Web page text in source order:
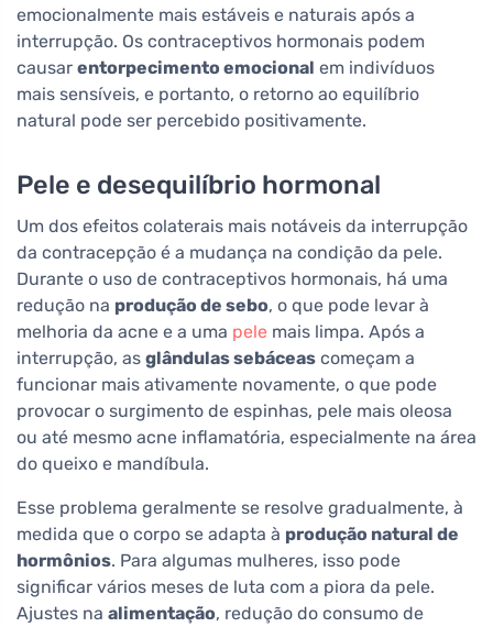
emocionalmente mais estáveis e naturais após a
interrupção. Os contraceptivos hormonais podem
causar entorpecimento emocional em indivíduos
mais sensíveis, e portanto, o retorno ao equilíbrio
natural pode ser percebido positivamente.
Pele e desequilíbrio hormonal
Um dos efeitos colaterais mais notáveis da interrupção
da contracepção é a mudança na condição da pele.
Durante o uso de contraceptivos hormonais, há uma
redução na produção de sebo, o que pode levar à
melhoria da acne e a uma pele mais limpa. Após a
interrupção, as glândulas sebáceas começam a
funcionar mais ativamente novamente, o que pode
provocar o surgimento de espinhas, pele mais oleosa
ou até mesmo acne inflamatória, especialmente na área
do queixo e mandíbula.
Esse problema geralmente se resolve gradualmente, à
medida que o corpo se adapta à produção natural de
hormônios. Para algumas mulheres, isso pode
significar vários meses de luta com a piora da pele.
Ajustes na alimentação, redução do consumo de